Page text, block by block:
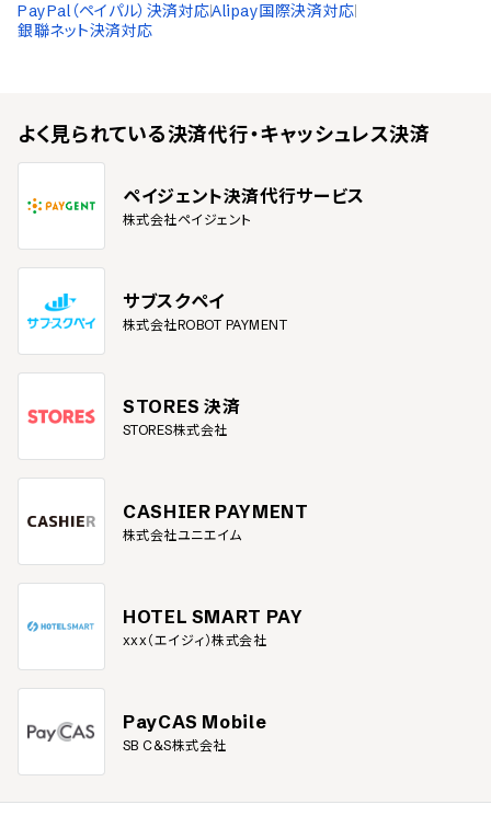
PayPal（ペイパル）決済対応Alipay国際決済対応
銀聯ネット決済対応
よく見られている決済代行・キャッシュレス決済
ペイジェント決済代行サービス
株式会社ペイジェント
サブスクペイ
株式会社ROBOT PAYMENT
STORES 決済
STORES株式会社
CASHIER PAYMENT
株式会社ユニエイム
HOTEL SMART PAY
xxx（エイジィ）株式会社
PayCAS Mobile
SB C&S株式会社